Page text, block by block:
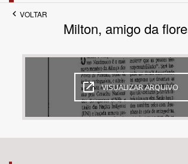
Até
Bioma / Bacia
VOLTAR
Milton, amigo da
VISUALIZAR ARQUIVO